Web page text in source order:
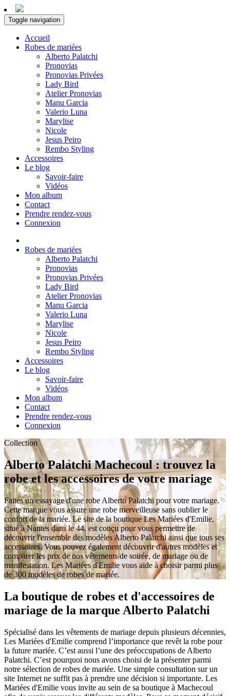
Toggle navigation
Accueil
Robes de mariées
Alberto Palatchi
Pronovias
Pronovias Privées
Lady Bird
Atelier Pronovias
Manu Garcia
Valerio Luna
Marylise
Nicole
Jesus Peiro
Rembo Styling
Accessoires
Le blog
Savoir-faire
Vidéos
Mon album
Contact
Prendre rendez-vous
Connexion
Robes de mariées
Alberto Palatchi
Pronovias
Pronovias Privées
Lady Bird
Atelier Pronovias
Manu Garcia
Valerio Luna
Marylise
Nicole
Jesus Peiro
Rembo Styling
Accessoires
Le blog
Savoir-faire
Vidéos
Mon album
Contact
Prendre rendez-vous
Connexion
Collection
Alberto Palatchi Machecoul : trouvez la
robe et les accessoires de votre mariage
Faites un essayage d'une robe Alberto Palatchi pour votre mariage.
Cette marque vous assure une robe merveilleuse sans oublier le
confort de la mariée. Le site de la boutique Les Mariées d'Emilie,
situé à Nantes dans le 44, est conçu pour vous permettre de
découvrir l'ensemble des modèles Alberto Palatchi ainsi que tous ses
accessoires. Vous pouvez également découvrir d'autres modèles et
comparer les prix de nos vêtements de soirée, de mariage ou de
manifestation. Les Mariées d'Emilie vous aide à choisir parmi plus
de 300 modèles de robes de mariée.
La boutique de robes et d'accessoires de
mariage de la marque Alberto Palatchi
Spécialisé dans les vêtements de mariage depuis plusieurs décennies,
Les Mariées d'Emilie comprend l’importance que revêt la robe pour
la future mariée. C’est aussi l’une des préoccupations de Alberto
Palatchi. C’est pourquoi nous avons choisi de la présenter parmi
notre sélection de robes de mariée. Une simple consultation sur un
site Internet ne suffit pas à prendre une décision si importante. Les
Mariées d'Emilie vous invite au sein de sa boutique à Machecoul